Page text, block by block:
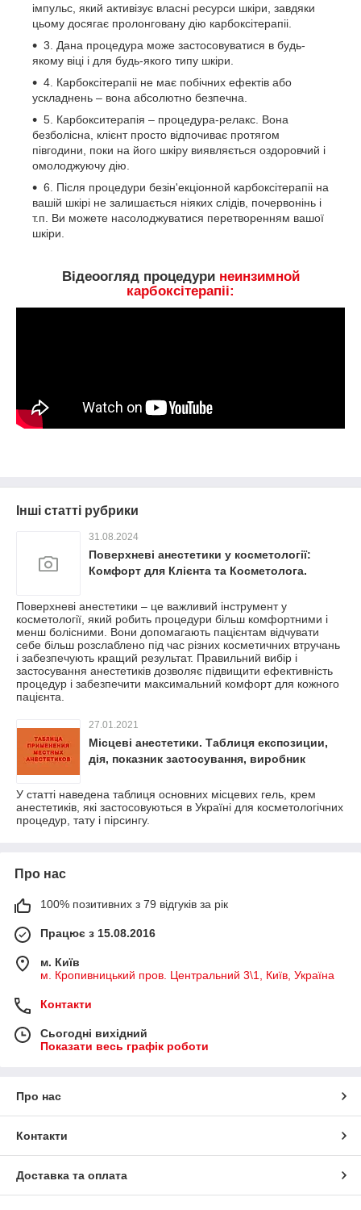
імпульс, який активізує власні ресурси шкіри, завдяки
цьому досягає пролонговану дію карбоксітерапіі.
3. Дана процедура може застосовуватися в будь-
якому віці і для будь-якого типу шкіри.
4. Карбоксітерапіі не має побічних ефектів або
ускладнень – вона абсолютно безпечна.
5. Карбокситерапія – процедура-релакс. Вона
безболісна, клієнт просто відпочиває протягом
півгодини, поки на його шкіру виявляється оздоровчий і
омолоджуючу дію.
6. Після процедури безін'екціонной карбоксітерапіі на
вашій шкірі не залишається ніяких слідів, почервонінь і
т.п. Ви можете насолоджуватися перетворенням вашої
шкіри.
Відеоогляд процедури неинзимной
карбоксітерапіі:
Інші статті рубрики
31.08.2024
Поверхневі анестетики у косметології:
Комфорт для Клієнта та Косметолога.
Поверхневі анестетики – це важливий інструмент у
косметології, який робить процедури більш комфортними і
менш болісними. Вони допомагають пацієнтам відчувати
себе більш розслаблено під час різних косметичних втручань
і забезпечують кращий результат. Правильний вибір і
застосування анестетиків дозволяє підвищити ефективність
процедур і забезпечити максимальний комфорт для кожного
пацієнта.
27.01.2021
Місцеві анестетики. Таблиця експозиции,
дія, показник застосування, виробник
У статті наведена таблиця основних місцевих гель, крем
анестетиків, які застосовуються в Україні для косметологічних
процедур, тату і пірсингу.
Про нас
100% позитивних з 79 відгуків за рік
Працює з 15.08.2016
м. Київ
м. Кропивницький пров. Центральний 3\1, Київ, Україна
Контакти
Сьогодні вихідний
Показати весь графік роботи
Про нас
Контакти
Доставка та оплата